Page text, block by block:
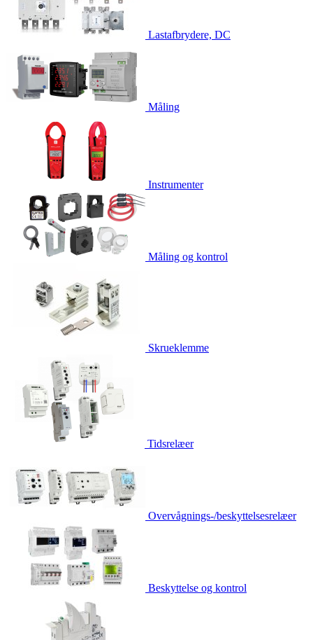
Lastafbrydere, DC
Måling
Instrumenter
Måling og kontrol
Skrueklemme
Tidsrelæer
Overvågnings-/beskyttelsesrelæer
Beskyttelse og kontrol